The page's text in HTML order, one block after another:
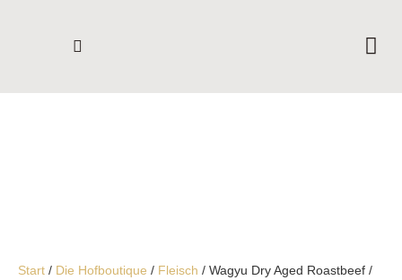
Start / Die Hofboutique / Fleisch / Wagyu Dry Aged Roastbeef /